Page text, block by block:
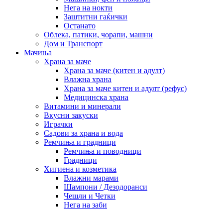
Нега на нокти
Заштитни гаќички
Останато
Облека, патики, чорапи, машни
Дом и Транспорт
Мачиња
Храна за маче
Храна за маче (китен и адулт)
Влажна храна
Храна за маче китен и адулт (рефус)
Медицинска храна
Витамини и минерали
Вкусни закуски
Играчки
Садови за храна и вода
Ремчиња и градници
Ремчиња и поводници
Градници
Хигиена и козметика
Влажни марами
Шампони / Дезодоранси
Чешли и Четки
Нега на заби